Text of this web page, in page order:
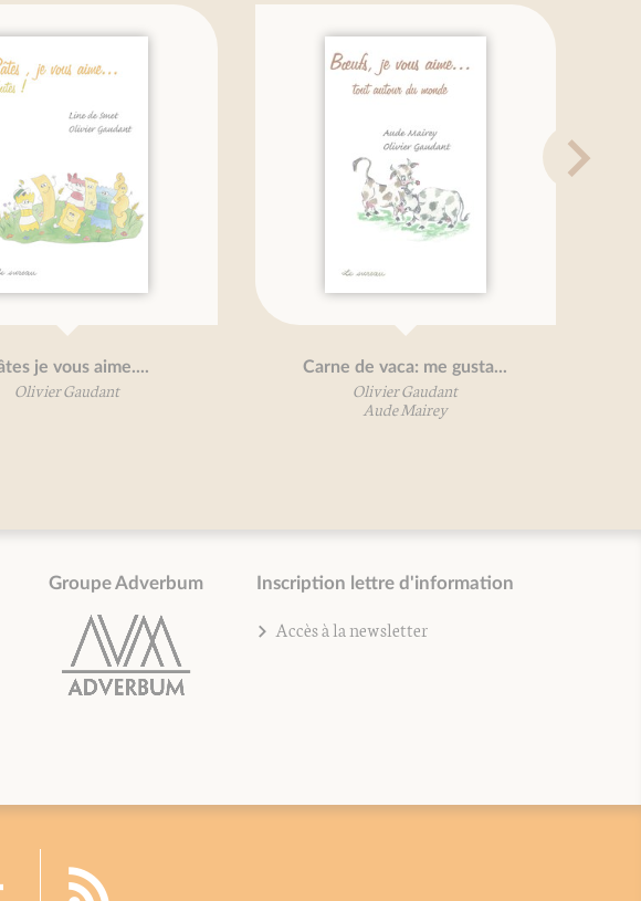
je vous aime....
Gaudant
Carne de vaca: me gusta...
Olivier Gaudant
Aude Mairey
Groupe Adverbum Inscription lettre d'information
Accès à la newsletter